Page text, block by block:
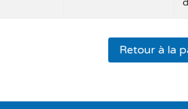
Retour à la